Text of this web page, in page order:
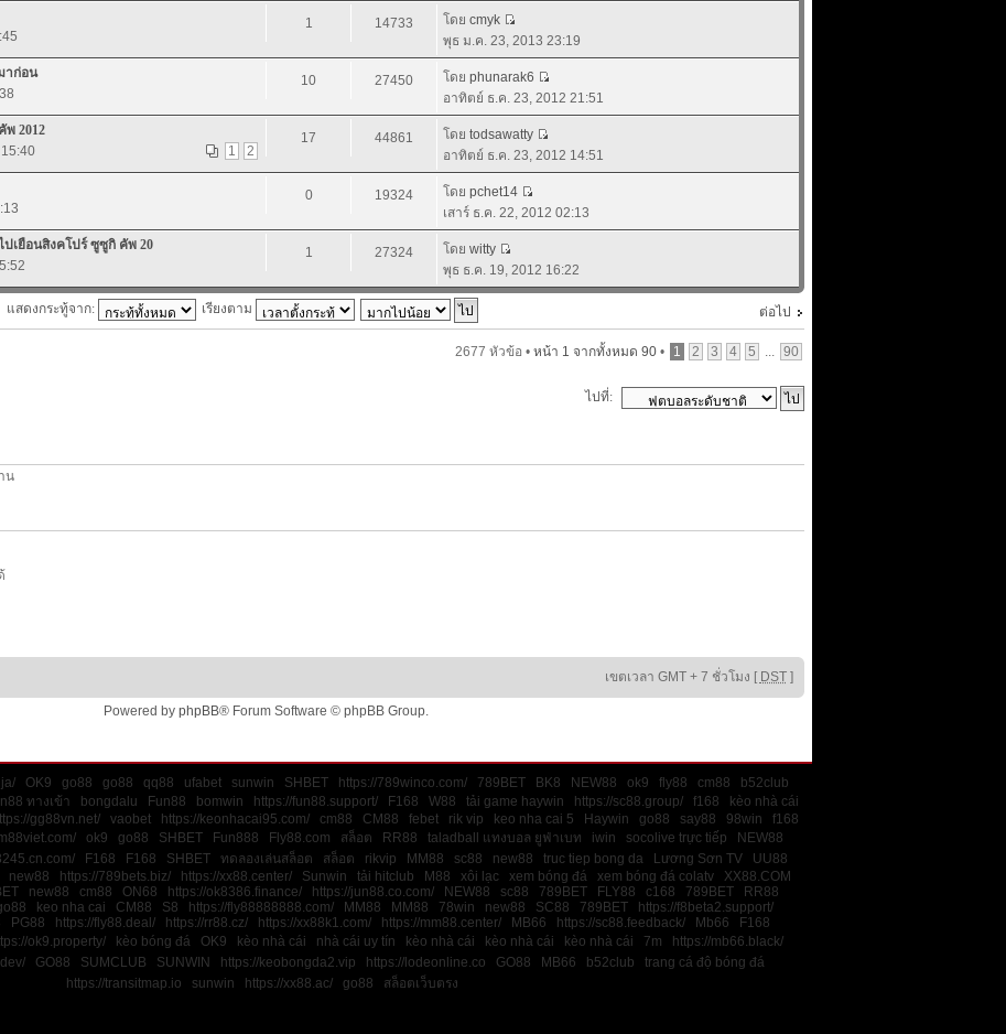
1 14733 โดย cmyk
พุธ ม.ค. 23, 2013 23:19
าก่อน
10 27450 โดย phunarak6
อาทิตย์ ธ.ค. 23, 2012 21:51
พ 2012
1
2
17 44861 โดย todsawatty
อาทิตย์ ธ.ค. 23, 2012 14:51
0 19324 โดย pchet14
เสาร์ ธ.ค. 22, 2012 02:13
เยือนสิงคโปร์ ซูซูกิ คัพ 20
1 27324 โดย witty
พุธ ธ.ค. 19, 2012 16:22
ต่อไป
แสดงกระทู้จาก: เรียงตาม
2677 หัวข้อ • หน้า 1 จากทั้งหมด 90• 1 2 3 4 5 ... 90
ไปที่:
น
เขตเวลา GMT + 7 ชั่วโมง [ DST]
Powered by phpBB® Forum Software © phpBB Group.
OK9 go88 go88 qq88 ufabet sunwin SHBET https://789winco.com/ 789BET BK8 NEW88 ok9 fly88 cm88
b52club
ทางเข้า bongdalu Fun88 bomwin https://fun88.support/ F168 W88 tải game haywin https://sc88.group/ f168
kèo nhà cái
gg88vn.net/ vaobet https://keonhacai95.com/ cm88 CM88 febet rik vip keo nha cai 5 Haywin go88 say88 98win
f168
ok9 go88 SHBET Fun888 Fly88.com สล็อต RR88 taladball แทงบอล ยูฟ่าเบท iwin socolive trực tiếp
NEW88
F168 F168 SHBET ทดลองเล่นสล็อต สล็อต rikvip MM88 sc88 new88 truc tiep bong da Lương Sơn TV
UU88
new88 https://789bets.biz/ https://xx88.center/ Sunwin tải hitclub M88 xôi lạc xem bóng đá xem bóng đá colatv
XX88.COM
new88 cm88 ON68 https://ok8386.finance/ https://jun88.co.com/ NEW88 sc88 789BET FLY88 c168 789BET
RR88
keo nha cai CM88 S8 https://fly88888888.com/ MM88 MM88 78win new88 SC88 789BET
https://f8beta2.support/
PG88 https://fly88.deal/ https://rr88.cz/ https://xx88k1.com/ https://mm88.center/ MB66 https://sc88.feedback/ Mb66
F168
ok9.property/ kèo bóng đá OK9 kèo nhà cái nhà cái uy tín kèo nhà cái kèo nhà cái kèo nhà cái 7m
https://mb66.black/
GO88 SUMCLUB SUNWIN https://keobongda2.vip https://lodeonline.co GO88 MB66 b52club
trang cá độ bóng đá
https://transitmap.io
sunwin https://xx88.ac/ go88 สล็อตเว็บตรง